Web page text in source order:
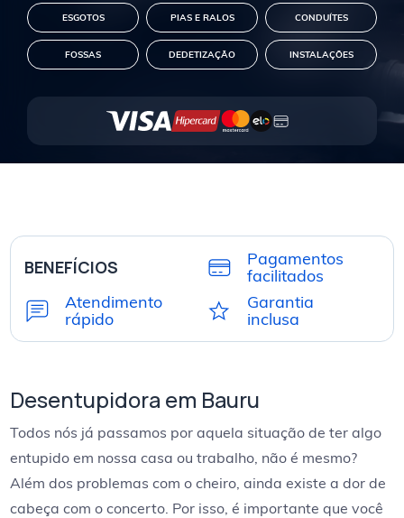
ESGOTOS PIAS E RALOS CONDUÍTES
FOSSAS DEDETIZAÇÃO INSTALAÇÕES
BENEFÍCIOS
Pagamentos
facilitados
Atendimento
rápido
Garantia
inclusa
Desentupidora em Bauru
Todos nós já passamos por aquela situação de ter algo
entupido em nossa casa ou trabalho, não é mesmo?
Além dos problemas com o cheiro, ainda existe a dor de
cabeça com o concerto. Por isso, é importante que você